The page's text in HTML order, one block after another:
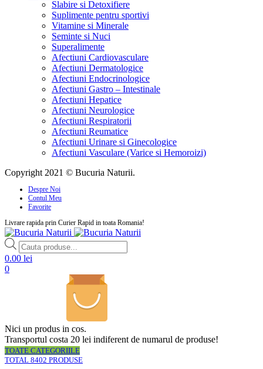
Slabire si Detoxifiere
Suplimente pentru sportivi
Vitamine si Minerale
Seminte si Nuci
Superalimente
Afectiuni Cardiovasculare
Afectiuni Dermatologice
Afectiuni Endocrinologice
Afectiuni Gastro – Intestinale
Afectiuni Hepatice
Afectiuni Neurologice
Afectiuni Respiratorii
Afectiuni Reumatice
Afectiuni Urinare si Ginecologice
Afectiuni Vasculare (Varice si Hemoroizi)
Copyright 2021 © Bucuria Naturii.
Despre Noi
Contul Meu
Favorite
Livrare rapida prin Curier Rapid in toata Romania!
Products
search
0.00 lei
0
Nici un produs in cos.
Transportul costa 20 lei indiferent de numarul de produse!
TOATE CATEGORIILE
TOTAL 8402 PRODUSE